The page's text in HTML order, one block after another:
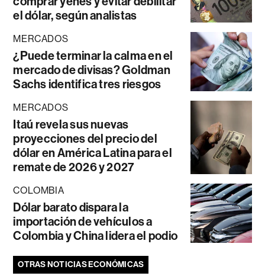
el dólar, según analistas
MERCADOS
¿Puede terminar la calma en el
mercado de divisas? Goldman
Sachs identifica tres riesgos
MERCADOS
Itaú revela sus nuevas
proyecciones del precio del
dólar en América Latina para el
remate de 2026 y 2027
COLOMBIA
Dólar barato dispara la
importación de vehículos a
Colombia y China lidera el podio
OTRAS NOTICIAS ECONÓMICAS